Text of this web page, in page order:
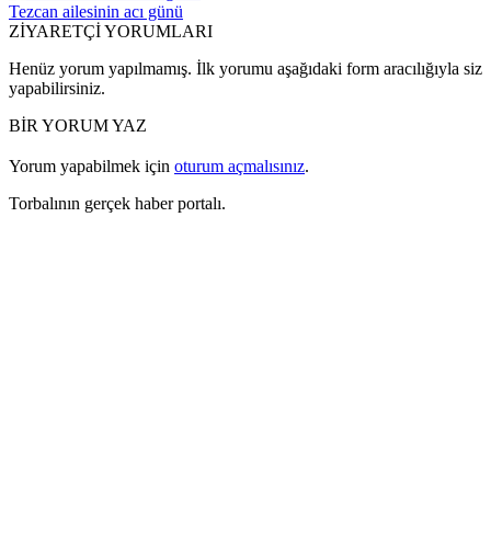
Tezcan ailesinin acı günü
ZİYARETÇİ YORUMLARI
Henüz yorum yapılmamış. İlk yorumu aşağıdaki form aracılığıyla siz
yapabilirsiniz.
BİR YORUM YAZ
Yorum yapabilmek için oturum açmalısınız.
Torbalının gerçek haber portalı.